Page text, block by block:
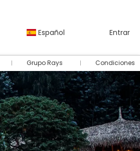
Español Entrar
Grupo Rays Condiciones